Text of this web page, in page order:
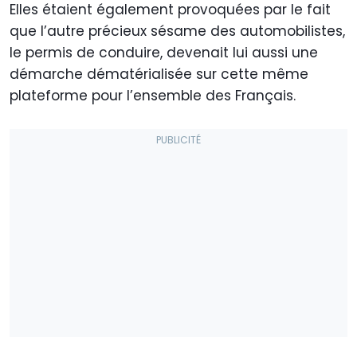
Elles étaient également provoquées par le fait
que l’autre précieux sésame des automobilistes,
le permis de conduire, devenait lui aussi une
démarche dématérialisée sur cette même
plateforme pour l’ensemble des Français.